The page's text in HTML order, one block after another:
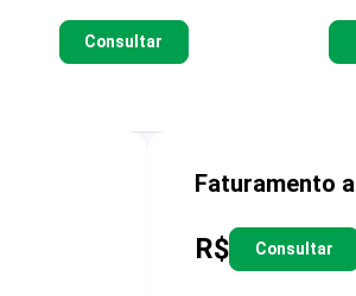
Consultar
Faturamento
R$ Consultar